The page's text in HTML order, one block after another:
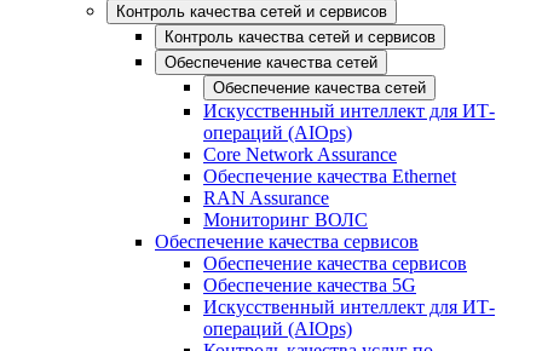
Контроль качества сетей и сервисов
Контроль качества сетей и сервисов
Обеспечение качества сетей
Обеспечение качества сетей
Искусственный интеллект для ИТ-
операций (AIOps)
Core Network Assurance
Обеспечение качества Ethernet
RAN Assurance
Мониторинг ВОЛС
Обеспечение качества сервисов
Обеспечение качества сервисов
Обеспечение качества 5G
Искусственный интеллект для ИТ-
операций (AIOps)